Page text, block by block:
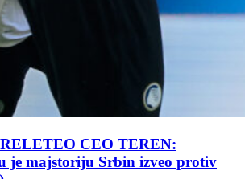
CEO TEREN:
je majstoriju Srbin izveo protiv